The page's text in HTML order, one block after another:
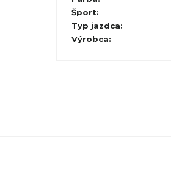
Šport:
Typ jazdca:
Výrobca: